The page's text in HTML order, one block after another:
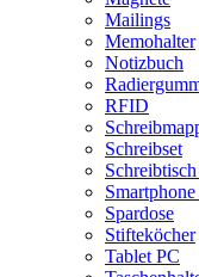
Mailings
Memohalter
Notizbuch
RFID
Schreibset
Spardose
Stifteköcher
Tablet PC